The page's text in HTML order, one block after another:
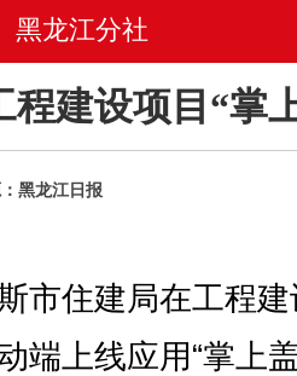
黑龙江分社
程建设项目“掌
黑龙江日报
住建局在工程建
端上线应用“掌上